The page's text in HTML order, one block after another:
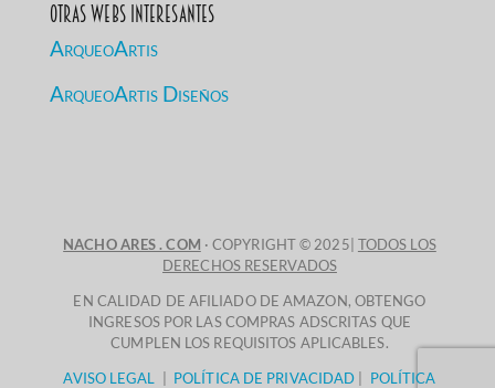
Otras Webs Interesantes
ArqueoArtis
ArqueoArtis Diseños
NACHO ARES . COM · COPYRIGHT © 2025| TODOS LOS
DERECHOS RESERVADOS
EN CALIDAD DE AFILIADO DE AMAZON, OBTENGO
INGRESOS POR LAS COMPRAS ADSCRITAS QUE
CUMPLEN LOS REQUISITOS APLICABLES.
AVISO LEGAL
POLÍTICA DE PRIVACIDAD POLÍTICA